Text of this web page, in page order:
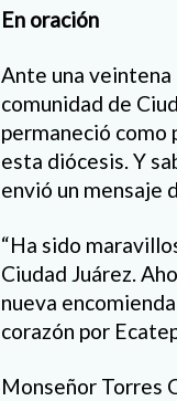
En oración
Ante una veintena
comunidad de
permaneció como
esta diócesis. Y
envió un mensaje
“Ha sido
Ciudad Juárez.
nueva
corazón por
Monseñor Torres